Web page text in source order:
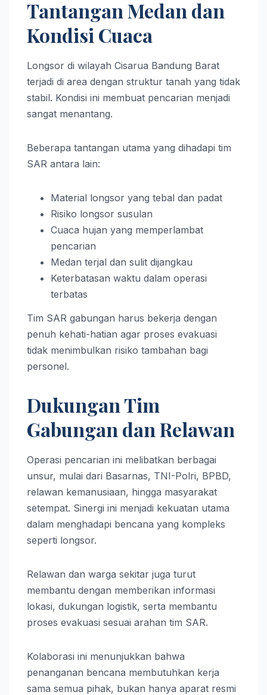
Tantangan Medan dan
Kondisi Cuaca
Longsor di wilayah Cisarua Bandung Barat
terjadi di area dengan struktur tanah yang tidak
stabil. Kondisi ini membuat pencarian menjadi
sangat menantang.
Beberapa tantangan utama yang dihadapi tim
SAR antara lain:
Material longsor yang tebal dan padat
Risiko longsor susulan
Cuaca hujan yang memperlambat
pencarian
Medan terjal dan sulit dijangkau
Keterbatasan waktu dalam operasi
terbatas
Tim SAR gabungan harus bekerja dengan
penuh kehati-hatian agar proses evakuasi
tidak menimbulkan risiko tambahan bagi
personel.
Dukungan Tim
Gabungan dan Relawan
Operasi pencarian ini melibatkan berbagai
unsur, mulai dari Basarnas, TNI-Polri, BPBD,
relawan kemanusiaan, hingga masyarakat
setempat. Sinergi ini menjadi kekuatan utama
dalam menghadapi bencana yang kompleks
seperti longsor.
Relawan dan warga sekitar juga turut
membantu dengan memberikan informasi
lokasi, dukungan logistik, serta membantu
proses evakuasi sesuai arahan tim SAR.
Kolaborasi ini menunjukkan bahwa
penanganan bencana membutuhkan kerja
sama semua pihak, bukan hanya aparat resmi